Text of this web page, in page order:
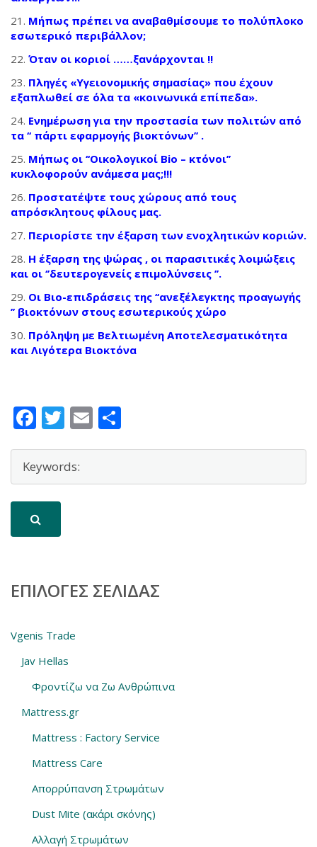
Μήπως πρέπει να αναβαθμίσουμε το πολύπλοκο
εσωτερικό περιβάλλον;
Όταν οι κοριοί ……ξανάρχονται !!
Πληγές «Υγειονομικής σημασίας» που έχουν
εξαπλωθεί σε όλα τα «κοινωνικά επίπεδα».
Ενημέρωση για την προστασία των πολιτών από
τα ‘‘ πάρτι εφαρμογής βιοκτόνων’’ .
Μήπως οι ‘‘Οικολογικοί Bio – κτόνοι’’
κυκλοφορούν ανάμεσα μας;!!!
Προστατέψτε τους χώρους από τους
απρόσκλητους φίλους μας.
Περιορίστε την έξαρση των ενοχλητικών κοριών.
Η έξαρση της ψώρας , οι παρασιτικές λοιμώξεις
και οι ‘’δευτερογενείς επιμολύνσεις ’’.
Οι Βιο-επιδράσεις της ‘‘ανεξέλεγκτης προαγωγής
’’ βιοκτόνων στους εσωτερικούς χώρο
Πρόληψη με Βελτιωμένη Αποτελεσματικότητα
και Λιγότερα Βιοκτόνα
Facebook
Twitter
Email
ΕΠΙΛΟΓΈΣ ΣΕΛΊΔΑΣ
Vgenis Trade
Jav Hellas
Φροντίζω να Ζω Ανθρώπινα
Mattress.gr
Mattress : Factory Service
Mattress Care
Απορρύπανση Στρωμάτων
Dust Mite (ακάρι σκόνης)
Αλλαγή Στρωμάτων